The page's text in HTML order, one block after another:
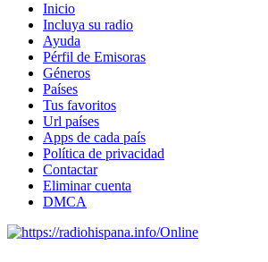
Inicio
Incluya su radio
Ayuda
Pérfil de Emisoras
Géneros
Países
Tus favoritos
Url países
Apps de cada país
Política de privacidad
Contactar
Eliminar cuenta
DMCA
Online